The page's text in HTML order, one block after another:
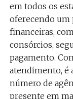
em todos os
oferecendo
financeiras,
consórcios,
pagamento.
atendimento, é
número de
presente em